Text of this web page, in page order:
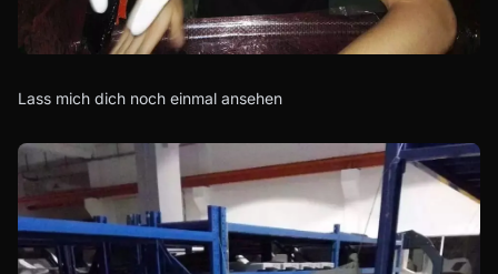
Lass mich dich noch einmal ansehen